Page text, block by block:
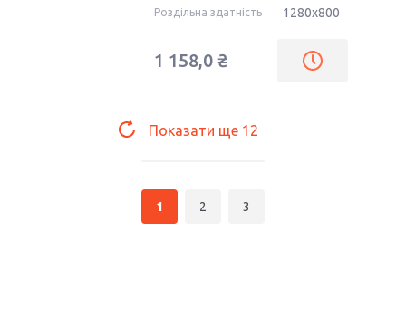
Роздільна здатність 1280x800
1 158,0 ₴
Показати ще 12
1 2 3